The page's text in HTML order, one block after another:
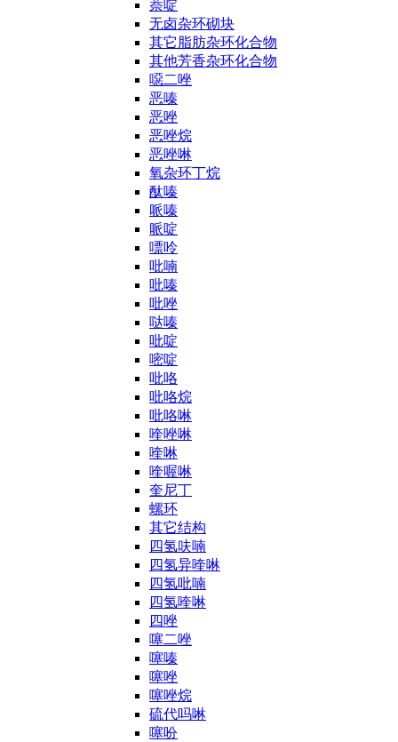
萘啶
无卤杂环砌块
其它脂肪杂环化合物
其他芳香杂环化合物
噁二唑
恶嗪
恶唑
恶唑烷
恶唑啉
氧杂环丁烷
酞嗪
哌嗪
哌啶
嘌呤
吡喃
吡嗪
吡唑
哒嗪
吡啶
嘧啶
吡咯
吡咯烷
吡咯啉
喹唑啉
喹啉
喹喔啉
奎尼丁
螺环
其它结构
四氢呋喃
四氢异喹啉
四氢吡喃
四氢喹啉
四唑
噻二唑
噻嗪
噻唑
噻唑烷
硫代吗啉
噻吩